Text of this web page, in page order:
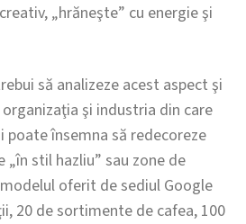
„hrăneşte” cu energie şi
să analizeze acest aspect şi
şi industria din care
poate însemna să redecoreze
stil hazliu” sau zone de
oferit de sediul Google
20 de sortimente de cafea, 100